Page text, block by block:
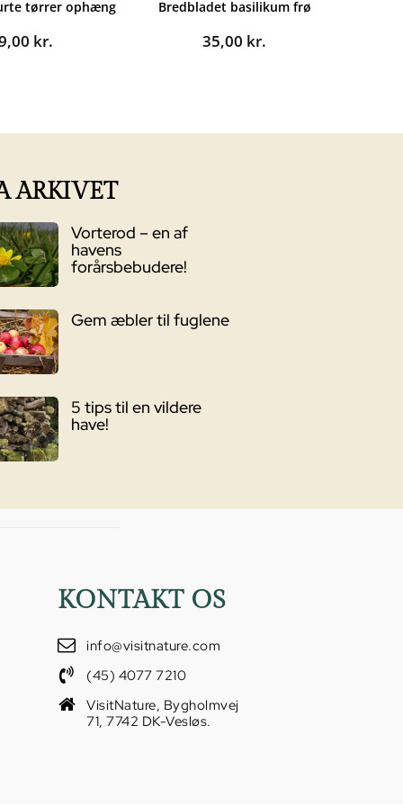
tørrer ophæng
kr.
Bredbladet basilikum frø
35,00 kr.
ARKIVET
Vorterod – en af
havens
forårsbebudere!
Gem æbler til fuglene
5 tips til en vildere
have!
KONTAKT OS
info@visitnature.com
(45) 4077 7210
VisitNature, Bygholmvej
71, 7742 DK-Vesløs.